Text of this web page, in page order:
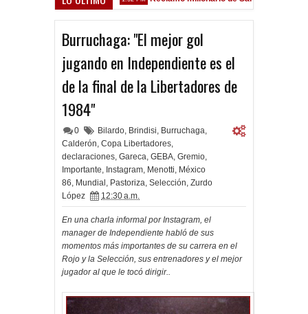
Burruchaga: "El mejor gol
jugando en Independiente es el
de la final de la Libertadores de
1984"
0 Bilardo, Brindisi, Burruchaga,
Calderón, Copa Libertadores,
declaraciones, Gareca, GEBA, Gremio,
Importante, Instagram, Menotti, México
86, Mundial , Pastoriza, Selección, Zurdo
López
12:30 a.m.
En una charla informal por Instagram, el
manager de Independiente habló de sus
momentos más importantes de su carrera en el
Rojo y la Selección, sus entrenadores y el mejor
jugador al que le tocó dirigir..